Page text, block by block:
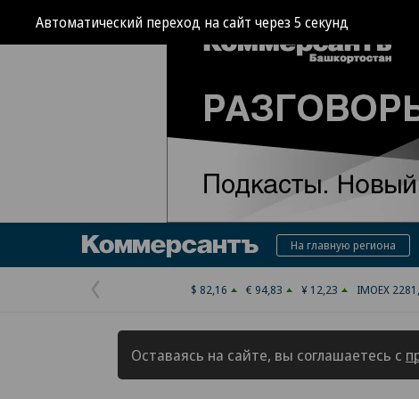
Автоматический переход на сайт через4 секунд
КоммерсантъНа главную региона
Предыдущая
страница
$ 82,16 € 94,83 ¥ 12,23 IMOEX
Оставаясь на сайте, вы соглашаетесь с